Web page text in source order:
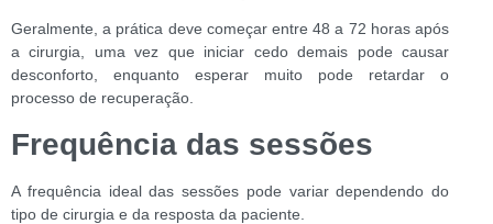
Geralmente, a prática deve começar entre 48 a 72 horas após
a cirurgia, uma vez que iniciar cedo demais pode causar
desconforto, enquanto esperar muito pode retardar o
processo de recuperação.
Frequência das sessões
A frequência ideal das sessões pode variar dependendo do
tipo de cirurgia e da resposta da paciente.